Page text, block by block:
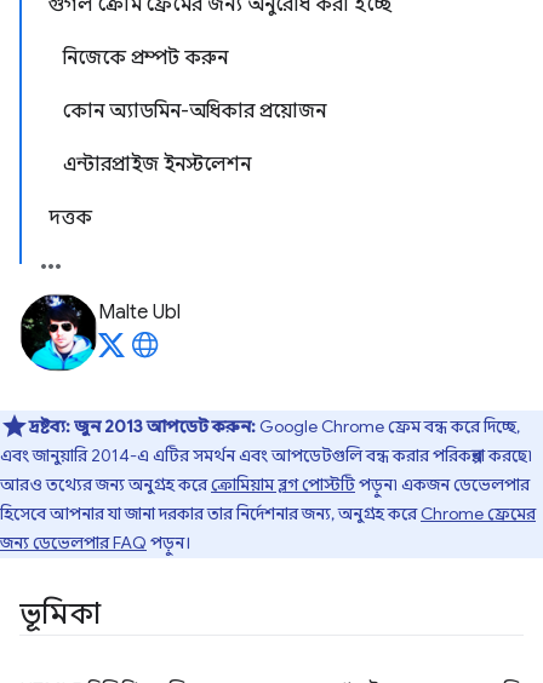
গুগল ক্রোম ফ্রেমের জন্য অনুরোধ করা হচ্ছে
নিজেকে প্রম্পট করুন
কোন অ্যাডমিন-অধিকার প্রয়োজন
এন্টারপ্রাইজ ইনস্টলেশন
দত্তক
Malte Ubl
দ্রষ্টব্য:জুন 2013 আপডেট করুন: Google Chrome ফ্রেম বন্ধ করে দিচ্ছে,
এবং জানুয়ারি 2014-এ এটির সমর্থন এবং আপডেটগুলি বন্ধ করার পরিকল্পনা করছে৷
আরও তথ্যের জন্য অনুগ্রহ করেক্রোমিয়াম ব্লগ পোস্টটিপড়ুন৷ একজন ডেভেলপার
হিসেবে আপনার যা জানা দরকার তার নির্দেশনার জন্য, অনুগ্রহ করেChrome ফ্রেমের
জন্য ডেভেলপার FAQ পড়ুন।
ভূমিকা